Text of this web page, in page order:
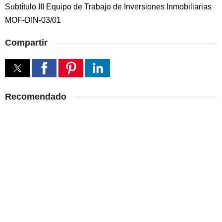
Subtítulo III Equipo de Trabajo de Inversiones Inmobiliarias
MOF-DIN-03/01
Compartir
Recomendado